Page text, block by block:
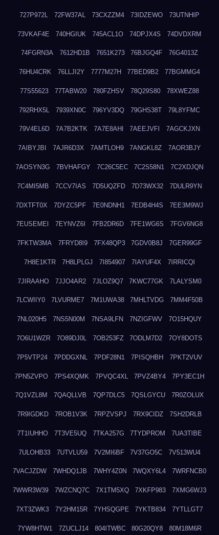
727P972L 72FW37AL 73CXZZM4 73IDZEWO 73UTNHIP
73VKAF4E 740HGIUK 745ACL1O 74DPJX4S 74DVDXRM
74FGRN3A 7612HD1B 7651K273 76BJGQ4F 76G4013Z
76HU4CRK 76LLJI2Y 7777M27H 77BED9B2 77BGMMG4
77S55623 77TABW20 780FZHSV 78Q29S80 78XWEZ88
792RHX5L 7939XN0C 796YV3DQ 79GHS38T 79L8YFMC
79V4EL6D 7A7B2KTK 7A7E8AHI 7AEEJVFI 7AGCKJXN
7AIBYJBI 7AJR6D3X 7AMTLOH9 7ANGKL8Z 7AOR3BJY
7AOSYN3G 7BVHAFGY 7C26C5EC 7C2S58N1 7C2XDJQN
7C4MI5MB 7CCV7IAS 7D5UQZFD 7D73WX32 7DULR9YN
7DXTFT0X 7DYZC5PF 7E0NDNH1 7EDB4H4S 7EE3M9WJ
7EUSEMEI 7EYNVZ6I 7FB2DR6D 7FE1WG6S 7FGV6NG8
7FKTW3MA 7FRYD8I9 7FX48QP3 7GDV0B8J 7GER99GF
7H8E1KTR 7H8LPLGJ 7I854907 7IAYUF4X 7IRRICQI
7JIRAAHO 7JJO4AR2 7JLOZ9Q7 7KWC77GK 7LALYSM0
7LCWIIY0 7LVURME7 7M1UWA38 7MHLTVDG 7MM4F50B
7NL020H5 7NS5N00M 7NSA9LFN 7NZIGFWV 7O15HQUY
7O6U1WZR 7O89DJ0L 7OB253FZ 7ODLM7D2 7OY8DOTS
7P5VTP24 7PDDGXNL 7PDF28N1 7PISQHBH 7PKT2VUV
7PN5ZVPO 7PS4XQMK 7PVQC4XL 7PVZ4BY4 7PY3EC1H
7Q1VZL8M 7QAQLLVB 7QP7DLC5 7QSLGYCU 7R0ZOLUX
7R9IGDKD 7ROB1V3K 7RPZVSPJ 7RX9CIDZ 7SH2DRLB
7T1IUHHO 7T3VE5UQ 7TKA257G 7TYDPROM 7UA3TIBE
7ULOHB33 7UTVLU59 7V2MI6BF 7V37GO5C 7V513WU4
7VACJZDW 7WHDQ1JB 7WHY4Z0N 7WQXY6L4 7WRFNCB0
7WWR3W39 7WZCNQ7C 7X1TM5XQ 7XKFP983 7XMG6WJ3
7XT3ZWK3 7Y2HM15R 7YHSQGPE 7YKTB834 7YTLLGT7
7YW8HTW1 7ZUCLJ14 804ITWBC 80G20QY8 80M18M6R